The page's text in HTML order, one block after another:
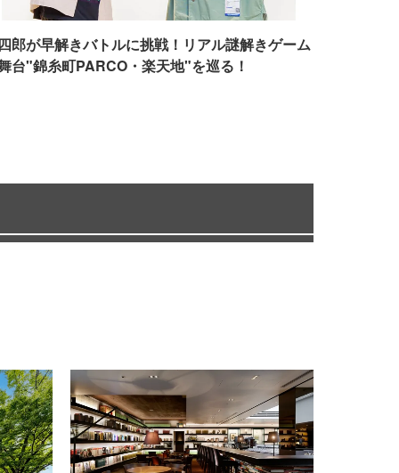
郎が早解きバトルに挑戦！リアル謎解きゲーム
台"錦糸町PARCO・楽天地"を巡る！